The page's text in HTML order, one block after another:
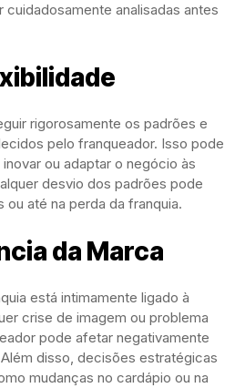
analisadas antes
rigorosamente os padrões e
pelo franqueador. Isso pode
ou adaptar o negócio às
desvio dos padrões pode
ou até na perda da franquia.
da Marca
está intimamente ligado à
crise de imagem ou problema
pode afetar negativamente
disso, decisões estratégicas
mudanças no cardápio ou na